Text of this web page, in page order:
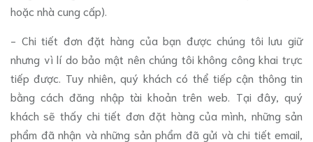
hoặc nhà cung cấp).
- Chi tiết đơn đặt hàng của bạn được chúng tôi lưu giữ
nhưng vì lí do bảo mật nên chúng tôi không công khai trực
tiếp được. Tuy nhiên, quý khách có thể tiếp cận thông tin
bằng cách đăng nhập tài khoản trên web. Tại đây, quý
khách sẽ thấy chi tiết đơn đặt hàng của mình, những sản
phẩm đã nhận và những sản phẩm đã gửi và chi tiết email,